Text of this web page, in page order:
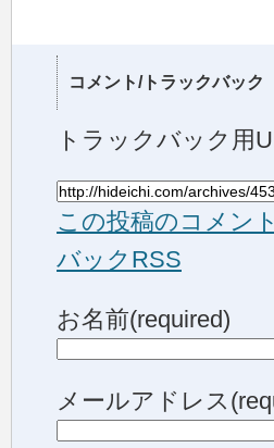
コメント/トラックバック
トラックバック用
この投稿のコメン
バックRSS
お名前(required)
メールアドレス